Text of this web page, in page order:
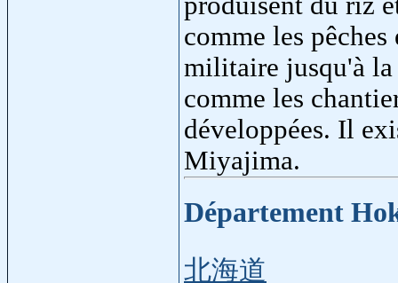
comme les
militaire jusqu'à la
comme les
développées. Il
Miyajima.
Département
北海道